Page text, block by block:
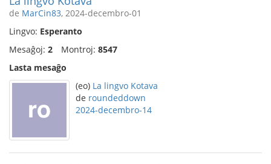
de MarCin83, 2024-decembro-01
Lingvo: Esperanto
Mesaĝoj: 2 Montroj: 8547
Lasta mesaĝo
(eo) La lingvo Kotava
de roundeddown
2024-decembro-14